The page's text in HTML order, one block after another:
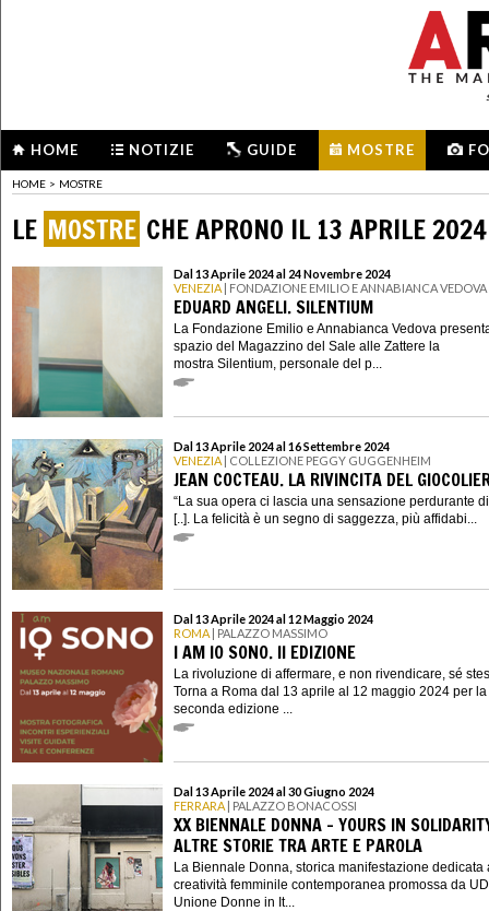
HOME NOTIZIE GUIDE MOSTRE
HOME > MOSTRE
LE MOSTRE CHE APRONO IL 13 APRILE 2024
Dal 13 Aprile 2024 al 24 Novembre 2024
VENEZIA | FONDAZIONE EMILIO E ANNABIANCA VEDOVA
EDUARD ANGELI. SILENTIUM
La Fondazione Emilio e Annabianca Vedova
spazio del Magazzino del Sale alle Zattere la
mostra Silentium, personale del p...
Dal 13 Aprile 2024 al 16 Settembre 2024
VENEZIA | COLLEZIONE PEGGY GUGGENHEIM
JEAN COCTEAU. LA RIVINCITA DEL
“La sua opera ci lascia una sensazione perdurante
[..]. La felicità è un segno di saggezza, più affidabi...
Dal 13 Aprile 2024 al 12 Maggio 2024
ROMA | PALAZZO MASSIMO
I AM IO SONO. II EDIZIONE
La rivoluzione di affermare, e non rivendicare, sé
Torna a Roma dal 13 aprile al 12 maggio 2024 per la
seconda edizione ...
Dal 13 Aprile 2024 al 30 Giugno 2024
FERRARA | PALAZZO BONACOSSI
XX BIENNALE DONNA - YOURS IN
ALTRE STORIE TRA ARTE E PAROLA
La Biennale Donna, storica manifestazione dedicata
creatività femminile contemporanea promossa da
Unione Donne in It...